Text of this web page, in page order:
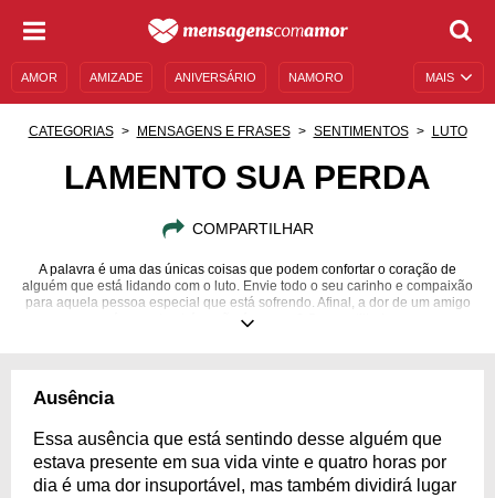
MAIS
AMOR AMIZADE ANIVERSÁRIO NAMORO
CATEGORIAS MENSAGENS E FRASES SENTIMENTOS LUTO
LAMENTO SUA PERDA
COMPARTILHAR
A palavra é uma das únicas coisas que podem confortar o coração de
alguém que está lidando com o luto. Envie todo o seu carinho e compaixão
para aquela pessoa especial que está sofrendo. Afinal, a dor de um amigo
é a sua também, não é mesmo? Compartilhe!
Ausência
Essa ausência que está sentindo desse alguém que
estava presente em sua vida vinte e quatro horas por
dia é uma dor insuportável, mas também dividirá lugar